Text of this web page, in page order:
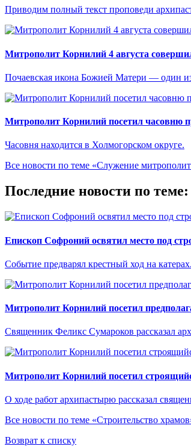
Приводим полный текст проповеди
Митрополит Корнилий 4 августа
Почаевская икона Божией Матери — один
Митрополит Корнилий посетил часовню
Часовня находится в Холмогорском округе.
Все новости по теме «Служение
Последние новости по
Епископ Софроний освятил место под
Событие предварял крестный ход на катерах.
Митрополит Корнилий посетил
Священник Феликс Сумароков рассказал
Митрополит Корнилий посетил
О ходе работ архипастырю рассказал
Все новости по теме «Строительство
Возврат к списку